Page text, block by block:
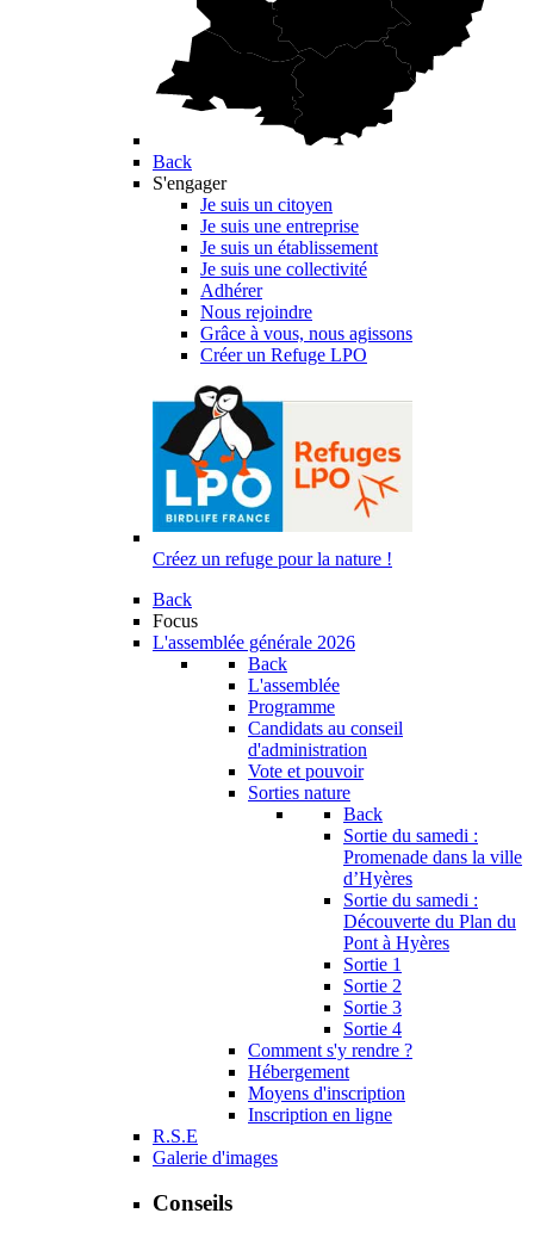
Back
S'engager
Je suis un citoyen
Je suis une entreprise
Je suis un établissement
Je suis une collectivité
Adhérer
Nous rejoindre
Grâce à vous, nous agissons
Créer un Refuge LPO
Créez un refuge pour la nature !
Back
Focus
L'assemblée générale 2026
Back
L'assemblée
Programme
Candidats au conseil
d'administration
Vote et pouvoir
Sorties nature
Back
Sortie du samedi :
Promenade dans la ville
d’Hyères
Sortie du samedi :
Découverte du Plan du
Pont à Hyères
Sortie 1
Sortie 2
Sortie 3
Sortie 4
Comment s'y rendre ?
Hébergement
Moyens d'inscription
Inscription en ligne
R.S.E
Galerie d'images
Conseils